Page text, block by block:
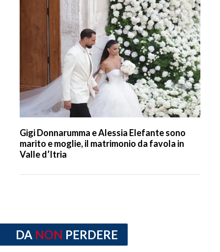
Gigi Donnarumma e Alessia Elefante sono
marito e moglie, il matrimonio da favola in
Valle d’Itria
DA NON PERDERE